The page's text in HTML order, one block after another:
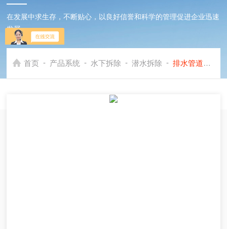
在发展中求生存，不断贴心，以良好信誉和科学的管理促进企业迅速
发展
首页 - 产品系统 - 水下拆除 - 潜水拆除 - 排水管道水下拆除堵头开洞施工公司